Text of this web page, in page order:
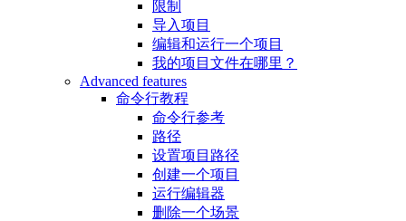
限制
导入项目
编辑和运行一个项目
我的项目文件在哪里？
Advanced features
命令行教程
命令行参考
路径
设置项目路径
创建一个项目
运行编辑器
删除一个场景